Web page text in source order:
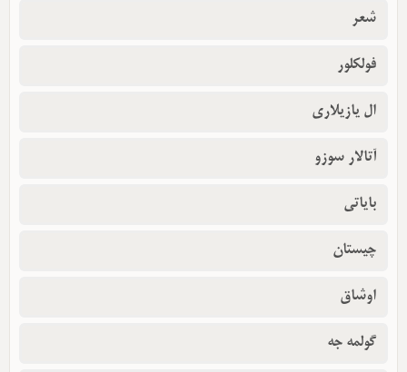
شعر
فولکلور
ال یازیلاری
آتالار سوزو
بایاتی
چیستان
اوشاق
گولمه جه